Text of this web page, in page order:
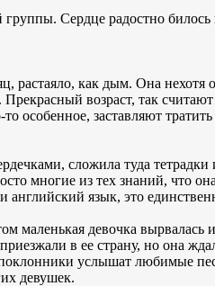
Сердце радостно билось
как дым. Она нехотя
Прекрасный возраст, так
особенное, заставляют
сложила туда тетрадки
многие из тех знаний, что
язык, это
маленькая девочка
в ее страну, но она
услышат любимые
девушек.